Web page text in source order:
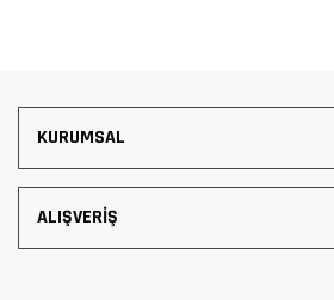
KURUMSAL
ALIŞVERİŞ